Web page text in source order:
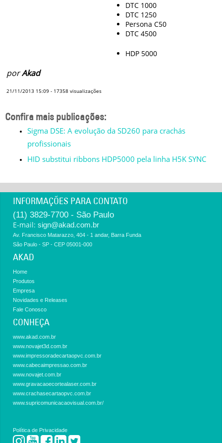
DTC 1000
DTC 1250
Persona C50
DTC 4500
HDP 5000
porAkad
21/11/2013 15:09 - 17358 visualizações
Confira mais publicações:
Sigma DSE: A evolução da SD260 para crachás
profissionais
HID substitui ribbons HDP5000 pela linha H5K SYNC
INFORMAÇÕES PARA CONTATO
(11) 3829-7700 - São Paulo
E-mail: sign@akad.com.br
Av. Francisco Matarazzo, 404 - 1 andar, Barra Funda
São Paulo - SP - CEP 05001-000
AKAD
Home
Produtos
Empresa
Novidades e Releases
Fale Conosco
CONHEÇA
www.akad.com.br
www.novajet3d.com.br
www.impressoradecartaopvc.com.br
www.cabecaimpressao.com.br
www.novajet.com.br
www.gravacaoecortealaser.com.br
www.crachasecartaopvc.com.br
www.supricomunicacaovisual.com.br/
Política de Privacidade